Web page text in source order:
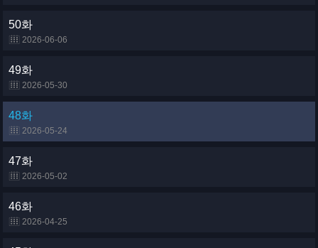
50화
2026-06-06
49화
2026-05-30
48화
2026-05-24
47화
2026-05-02
46화
2026-04-25